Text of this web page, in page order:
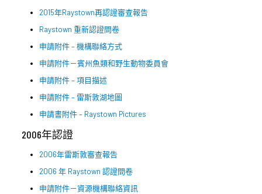
2015年Raystown再認證審查報告
Raystown 重新認證問卷
申請附件 – 機構聯絡方式
申請附件－賓州魚類和野生動物委員會
申請附件 – 項目描述
申請附件 – 雷斯敦湖地圖
申請書附件 – Raystown Pictures
2006年認證
2006年雷斯敦審查報告
2006 年 Raystown 認證問卷
申請附件－資源機構聯絡資訊